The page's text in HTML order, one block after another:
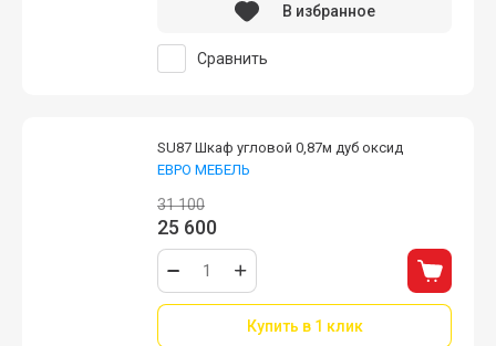
Сравнить
В избранное
SU87 Шкаф угловой 0,87м дуб оксид
ЕВРО МЕБЕЛЬ
31 100
25 600
Купить в 1 клик